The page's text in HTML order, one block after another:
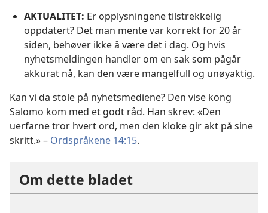
AKTUALITET: Er opplysningene tilstrekkelig
oppdatert? Det man mente var korrekt for 20 år
siden, behøver ikke å være det i dag. Og hvis
nyhetsmeldingen handler om en sak som pågår
akkurat nå, kan den være mangelfull og unøyaktig.
Kan vi da stole på nyhetsmediene? Den vise kong
Salomo kom med et godt råd. Han skrev: «Den
uerfarne tror hvert ord, men den kloke gir akt på sine
skritt.» – Ordspråkene 14:15.
Om dette bladet